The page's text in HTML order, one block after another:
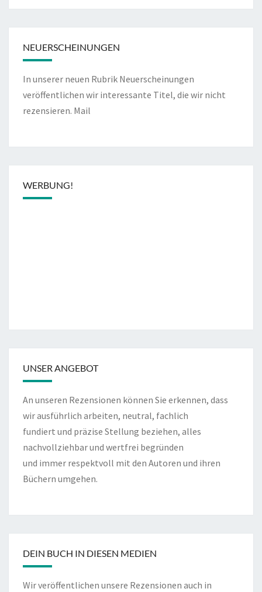
NEUERSCHEINUNGEN
In unserer neuen Rubrik Neuerscheinungen
veröffentlichen wir interessante Titel, die wir nicht
rezensieren. Mail
WERBUNG!
UNSER ANGEBOT
An unseren Rezensionen können Sie erkennen, dass
wir ausführlich arbeiten, neutral, fachlich
fundiert und präzise Stellung beziehen, alles
nachvollziehbar und wertfrei begründen
und immer respektvoll mit den Autoren und ihren
Büchern umgehen.
DEIN BUCH IN DIESEN MEDIEN
Wir veröffentlichen unsere Rezensionen auch in